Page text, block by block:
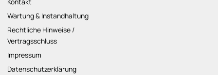
Wartung & Instandhaltung
Rechtliche Hinweise /
Vertragsschluss
Impressum
Datenschutzerklärung